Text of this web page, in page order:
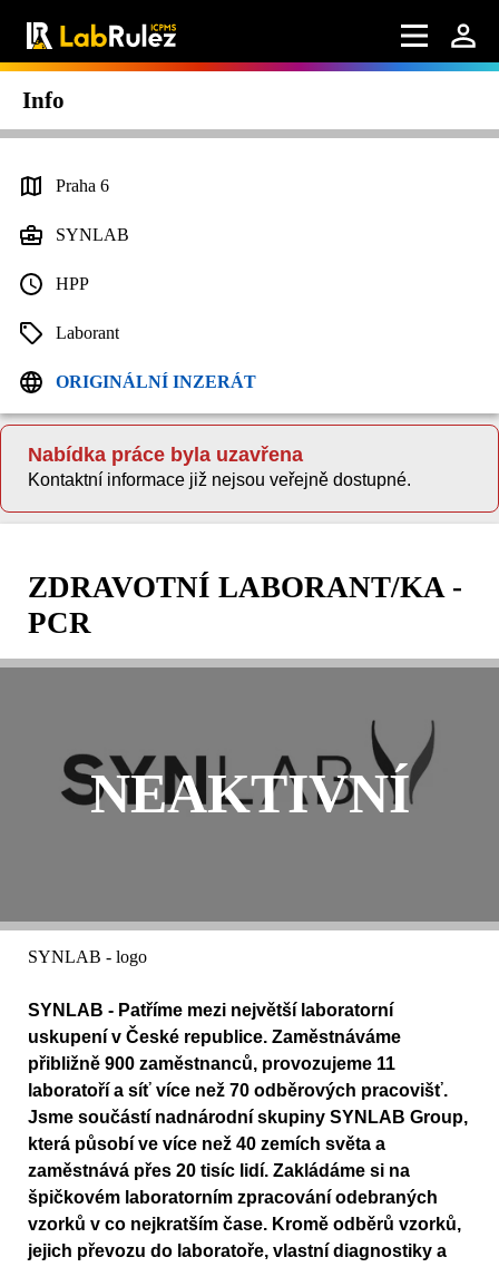
Info
Praha 6
SYNLAB
HPP
Laborant
ORIGINÁLNÍ INZERÁT
Nabídka práce byla uzavřena
Kontaktní informace již nejsou veřejně dostupné.
ZDRAVOTNÍ LABORANT/KA -
PCR
NEAKTIVNÍ
SYNLAB - logo
SYNLAB - Patříme mezi největší laboratorní
uskupení v České republice. Zaměstnáváme
přibližně 900 zaměstnanců, provozujeme 11
laboratoří a síť více než 70 odběrových pracovišť.
Jsme součástí nadnárodní skupiny SYNLAB Group,
která působí ve více než 40 zemích světa a
zaměstnává přes 20 tisíc lidí. Zakládáme si na
špičkovém laboratorním zpracování odebraných
vzorků v co nejkratším čase. Kromě odběrů vzorků,
jejich převozu do laboratoře, vlastní diagnostiky a